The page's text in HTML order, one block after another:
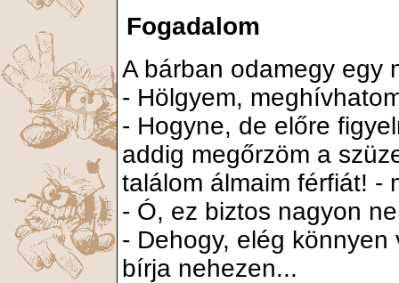
Fogadalom
A bárban odamegy egy
- Hölgyem,
- Hogyne, de előre
addig megőrzöm a
találom álmaim férfiát! -
- Ó, ez biztos nagyon
- Dehogy, elég
bírja nehezen...